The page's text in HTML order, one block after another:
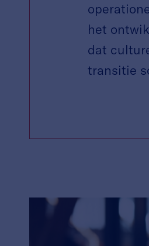
het
dat
transitie